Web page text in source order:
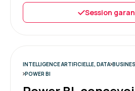
plusieurs reprises car nous
débutant.
Jean-Pierre A.
Session
INTELLIGENCE ARTIFICIELLE, DATA
POWER BI